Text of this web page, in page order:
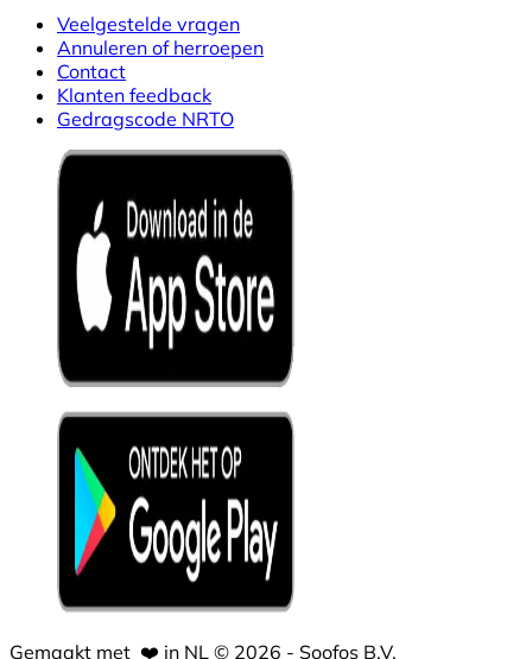
Veelgestelde vragen
Annuleren of herroepen
Contact
Klanten feedback
Gedragscode NRTO
Gemaakt met ❤️ in NL © 2026 - Soofos B.V.